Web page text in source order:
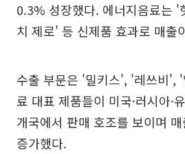
0.3% 성장했다. 에너지음료는 '
치 제로' 등 신제품 효과로 매출
수출 부문은 '밀키스', '레쓰비',
료 대표 제품들이 미국·러시아·
개국에서 판매 호조를 보이며
증가했다.